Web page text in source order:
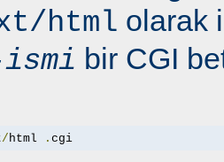
html olarak
ismi bir CGI
/ html . cgi